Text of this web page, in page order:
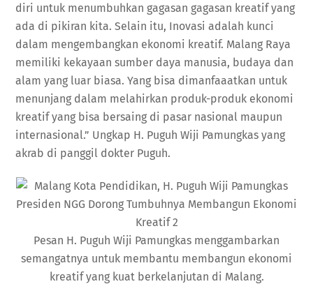
diri untuk menumbuhkan gagasan gagasan kreatif yang
ada di pikiran kita. Selain itu, Inovasi adalah kunci
dalam mengembangkan ekonomi kreatif. Malang Raya
memiliki kekayaan sumber daya manusia, budaya dan
alam yang luar biasa. Yang bisa dimanfaaatkan untuk
menunjang dalam melahirkan produk-produk ekonomi
kreatif yang bisa bersaing di pasar nasional maupun
internasional.” Ungkap H. Puguh Wiji Pamungkas yang
akrab di panggil dokter Puguh.
Pesan H. Puguh Wiji Pamungkas menggambarkan
semangatnya untuk membantu membangun ekonomi
kreatif yang kuat berkelanjutan di Malang.